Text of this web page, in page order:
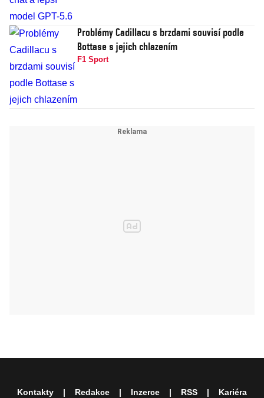
Problémy Cadillacu s brzdami souvisí podle
Bottase s jejich chlazením
F1 Sport
Kontakty Redakce Inzerce RSS Kariéra